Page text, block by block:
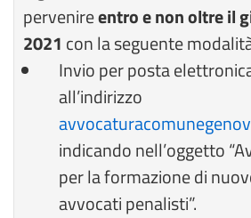
pervenireentro e non oltre il
2021 con la seguente
Invio per posta
all’indirizzo
indicando nell’oggetto
per la formazione di
avvocati penalisti”.